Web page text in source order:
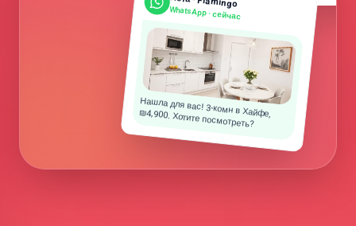
WhatsApp ·сейчас
Нашла для вас! 3-комн в Хайфе,
₪4,900. Хотите посмотреть?